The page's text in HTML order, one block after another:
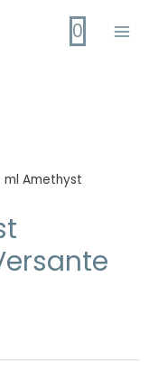
0
ml Amethyst